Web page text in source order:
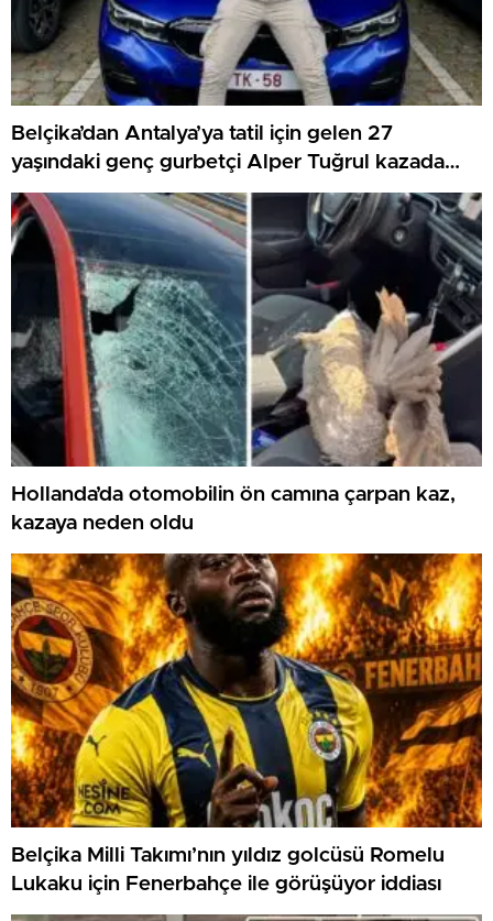
Belçika’dan Antalya’ya tatil için gelen 27
yaşındaki genç gurbetçi Alper Tuğrul kazada
hayatını kaybetti
Hollanda’da otomobilin ön camına çarpan kaz,
kazaya neden oldu
Belçika Milli Takımı’nın yıldız golcüsü Romelu
Lukaku için Fenerbahçe ile görüşüyor iddiası